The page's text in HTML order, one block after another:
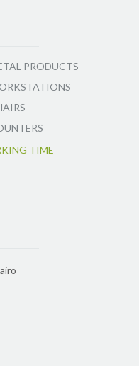
PRODUCTS
TIME